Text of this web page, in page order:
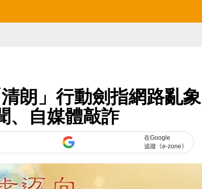
朗」行動劍指網路亂象
、自媒體敲詐
在Google
追蹤《e-zone》